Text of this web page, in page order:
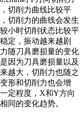
切削力曲线比较平
切削力的曲线会发生
小时切削状态比较平
定，振动越来越剧
随刀具磨损量的变化
因为刀具磨损量以及
越大，切削力也随之
形和切削力也会增
定程度，X和Y方向
同的变化趋势。